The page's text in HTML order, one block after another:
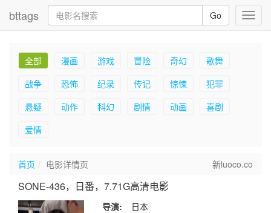
bttags Go
全部 漫画 游戏 冒险 奇幻
歌舞
战争
恐怖 纪录 传记 惊悚
犯罪
悬疑
动作 科幻 剧情 动画
喜剧
爱情
首页 电影详情页 新luoco.co
SONE-436，日番，7.71G高清电影
导演:
日本